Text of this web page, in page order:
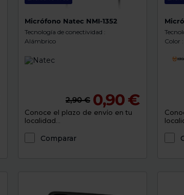
Micrófono Natec NMI-1352
Tecnología de conectividad :
Alámbrico
2,90 € 0,90 €
Conoce el plazo de envío en tu
localidad...
Comparar
Color